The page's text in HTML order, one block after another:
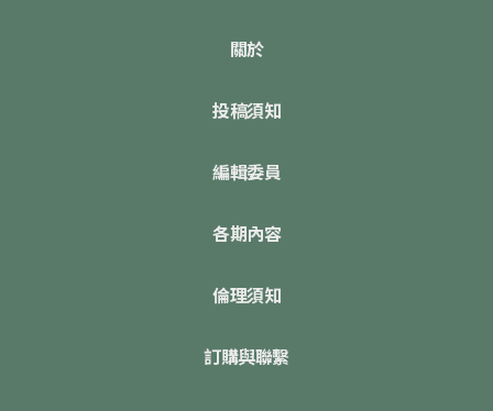
關於
投稿須知
編輯委員
各期內容
倫理須知
訂購與聯繫